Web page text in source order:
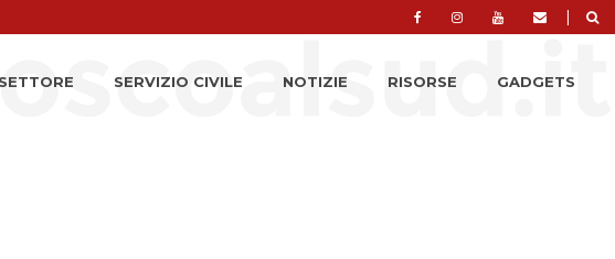
|
SERVIZIO CIVILE NOTIZIE RISORSE GADGETS